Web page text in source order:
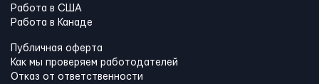
Работа в США
Работа в Канадe
Публичная оферта
Как мы проверяем работодателей
Отказ от ответственности